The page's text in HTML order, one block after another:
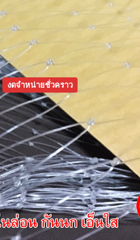
Knotted
งดจำหน่ายชั่วคราว